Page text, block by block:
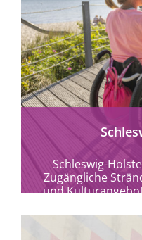
Schleswig-
Zugängliche
und